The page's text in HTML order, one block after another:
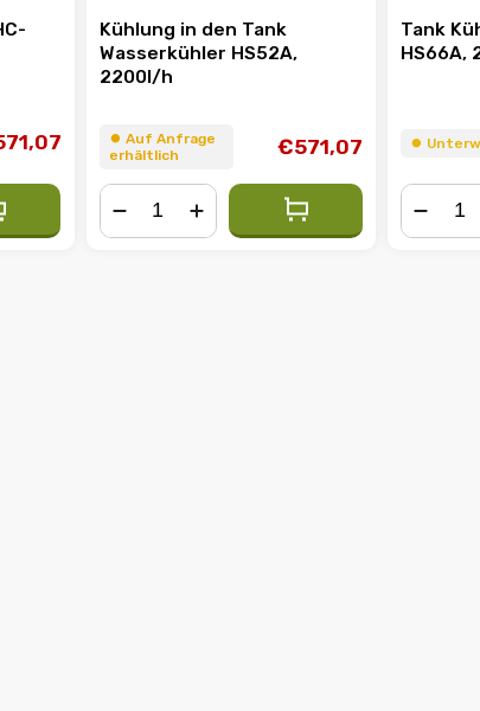
Kühlung in den Tank
Wasserkühler HS52A,
2200l/h
⏺︎ Auf Anfrage
erhältlich
€571,07
Tank
HS66A,
⏺︎